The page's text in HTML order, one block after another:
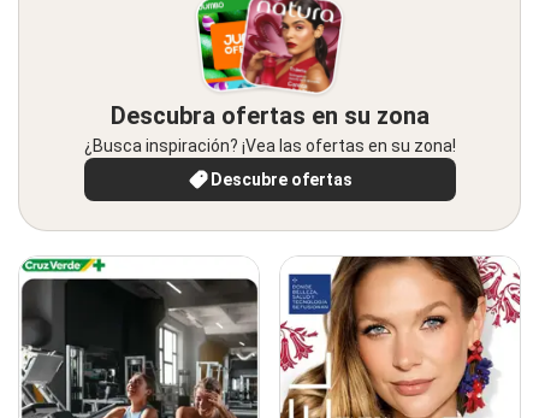
Descubra ofertas en su zona
¿Busca inspiración? ¡Vea las ofertas en su zona!
Descubre ofertas